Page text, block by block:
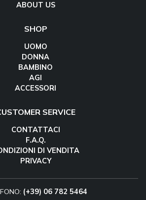
ABOUT US
SHOP
UOMO
DONNA
BAMBINO
AGI
ACCESSORI
SERVICE
CONTATTACI
F.A.Q.
DI VENDITA
PRIVACY
(+39) 06 782 5464